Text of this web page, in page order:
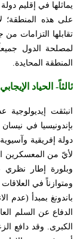
يماثلها في إقليم
على هذه المنطقة؛
تقابلها التزامات
لمصلحة الدول
المنطقة المحايدة.
ثالثاً- الحياد
انبثقت
دولة إفريقية
لأيّ من المعسكرين
وبلورة إطار نظري
ومتوازناً في
باندونغ بمبدأ (عدم
الدفاع عن السلم
الكبرى. وقد دافع